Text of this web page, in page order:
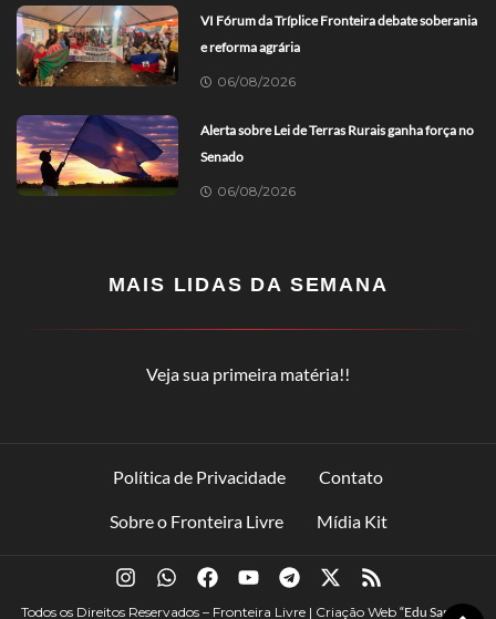
VI Fórum da Tríplice Fronteira debate soberania
e reforma agrária
06/08/2026
Alerta sobre Lei de Terras Rurais ganha força no
Senado
06/08/2026
MAIS LIDAS DA SEMANA
Veja sua primeira matéria!!
Política de Privacidade Contato
Sobre o Fronteira Livre Mídia Kit
Todos os Direitos Reservados – Fronteira Livre | Criação Web “Edu Santana